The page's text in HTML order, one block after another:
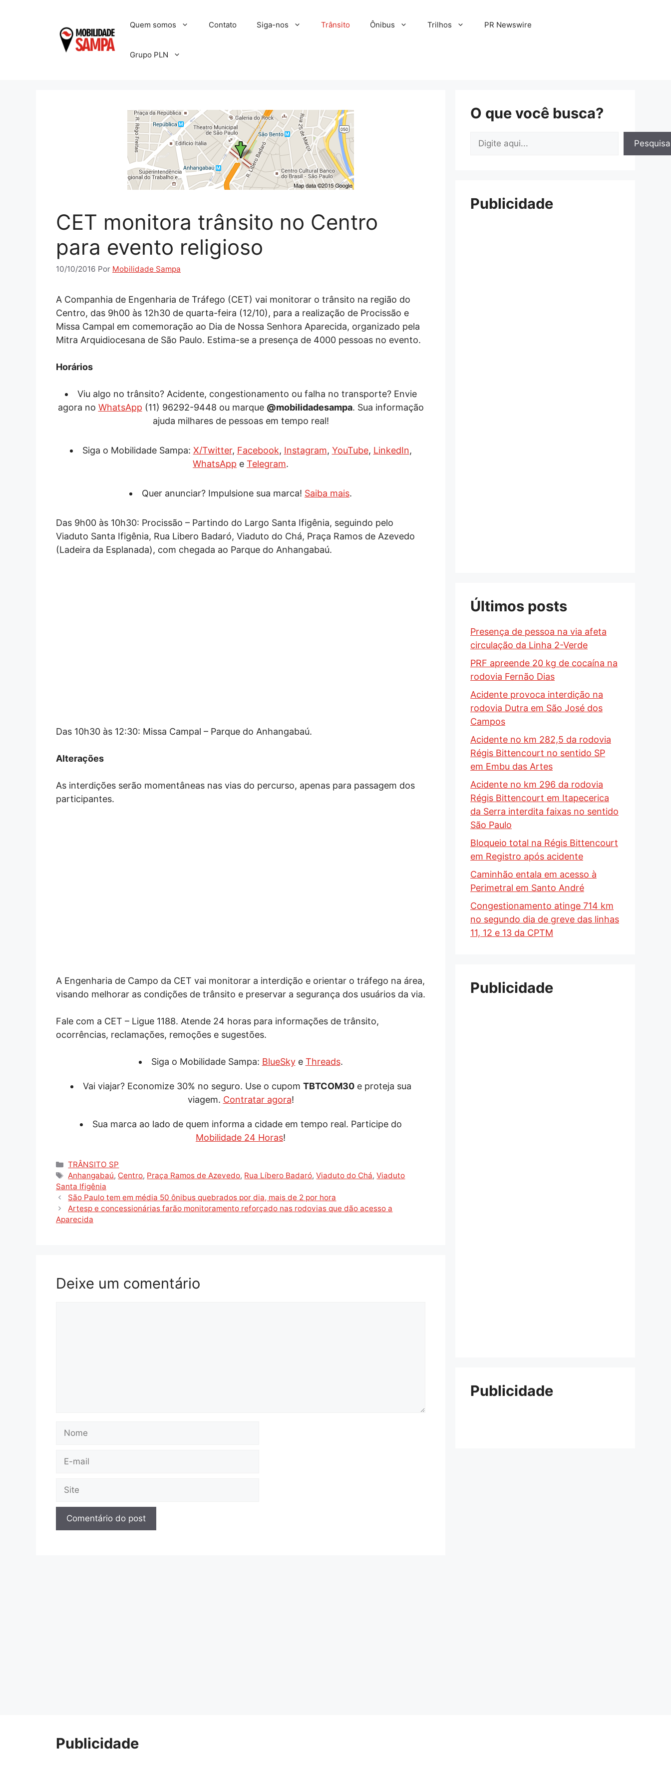
Quem somos Contato Siga-nos Trânsito Ônibus Trilhos PR Newswire
Grupo PLN
CET monitora trânsito no Centro
para evento religioso
10/10/2016 Por Mobilidade Sampa
A Companhia de Engenharia de Tráfego (CET) vai monitorar o trânsito na região do
Centro, das 9h00 às 12h30 de quarta-feira (12/10), para a realização de Procissão e
Missa Campal em comemoração ao Dia de Nossa Senhora Aparecida, organizado pela
Mitra Arquidiocesana de São Paulo. Estima-se a presença de 4000 pessoas no evento.
Horários
Viu algo no trânsito? Acidente, congestionamento ou falha no transporte? Envie
agora no WhatsApp (11) 96292-9448 ou marque @mobilidadesampa. Sua informação
ajuda milhares de pessoas em tempo real!
Siga o Mobilidade Sampa: X/Twitter, Facebook, Instagram, YouTube, LinkedIn,
WhatsApp e Telegram.
Quer anunciar? Impulsione sua marca! Saiba mais.
Das 9h00 às 10h30: Procissão – Partindo do Largo Santa Ifigênia, seguindo pelo
Viaduto Santa Ifigênia, Rua Libero Badaró, Viaduto do Chá, Praça Ramos de Azevedo
(Ladeira da Esplanada), com chegada ao Parque do Anhangabaú.
Das 10h30 às 12:30: Missa Campal – Parque do Anhangabaú.
Alterações
As interdições serão momentâneas nas vias do percurso, apenas para passagem dos
participantes.
A Engenharia de Campo da CET vai monitorar a interdição e orientar o tráfego na área,
visando melhorar as condições de trânsito e preservar a segurança dos usuários da via.
Fale com a CET – Ligue 1188. Atende 24 horas para informações de trânsito,
ocorrências, reclamações, remoções e sugestões.
Siga o Mobilidade Sampa: BlueSkye Threads.
Vai viajar? Economize 30% no seguro. Use o cupom TBTCOM30e proteja sua
viagem. Contratar agora!
Sua marca ao lado de quem informa a cidade em tempo real. Participe do
Mobilidade 24 Horas!
Categorias
TRÂNSITO SP
Tags
Anhangabaú, Centro, Praça Ramos de Azevedo, Rua Líbero Badaró,Viaduto do Chá,Viaduto
Santa Ifigênia
São Paulo tem em média 50 ônibus quebrados por dia, mais de 2 por hora
Artesp e concessionárias farão monitoramento reforçado nas rodovias que dão acesso a
Aparecida
Deixe um comentário
Nome
E-
Site
O que você busca?
Pesquisar
Publicidade
Últimos posts
Presença de pessoa na via afeta
circulação da Linha 2-Verde
PRF apreende 20 kg de cocaína na
rodovia Fernão Dias
Acidente provoca interdição na
rodovia Dutra em São José dos
Campos
Acidente no km 282,5 da rodovia
Régis Bittencourt no sentido SP
em Embu das Artes
Acidente no km 296 da rodovia
Régis Bittencourt em Itapecerica
da Serra interdita faixas no sentido
São Paulo
Bloqueio total na Régis Bittencourt
em Registro após acidente
Caminhão entala em acesso à
Perimetral em Santo André
Congestionamento atinge 714 km
no segundo dia de greve das linhas
11, 12 e 13 da CPTM
Publicidade
Publicidade
Publicidade